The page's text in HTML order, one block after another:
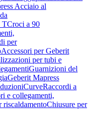
Acciaio al
TCroci a 90
per
Accessori per Geberit
per tubi e
Guarnizioni del
Geberit Mapress
CurveRaccordi a
e collegamenti,
riscaldamentoChiusure per